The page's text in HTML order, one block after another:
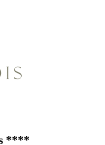
****